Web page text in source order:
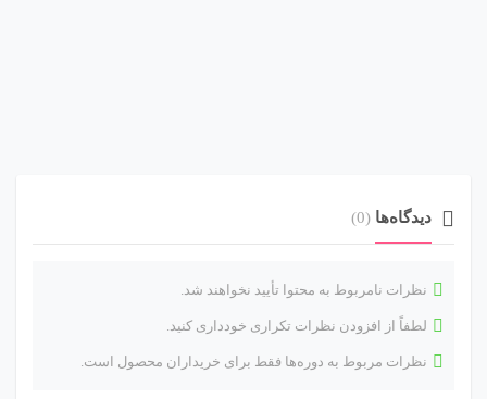
دیدگاه‌ها (0)
نظرات نامربوط به محتوا تأیید نخواهند شد.
لطفاً از افزودن نظرات تکراری خودداری کنید.
نظرات مربوط به دوره‌ها فقط برای خریداران محصول است.